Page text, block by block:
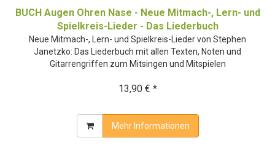
BUCH Augen Ohren Nase - Neue Mitmach-, Lern- und
Spielkreis-Lieder - Das Liederbuch
Neue Mitmach-, Lern- und Spielkreis-Lieder von Stephen
Janetzko: Das Liederbuch mit allen Texten, Noten und
Gitarrengriffen zum Mitsingen und Mitspielen
13,90 € *
Mehr Informationen